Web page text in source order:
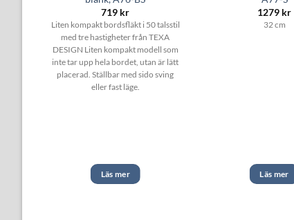
719 kr
Liten kompakt bordsfläkt i 50 talsstil
med tre hastigheter från TEXA
DESIGN Liten kompakt modell som
inte tar upp hela bordet, utan är lätt
placerad. Ställbar med sido sving
eller fast läge.
Läs mer
1279 kr
32 cm
Läs mer